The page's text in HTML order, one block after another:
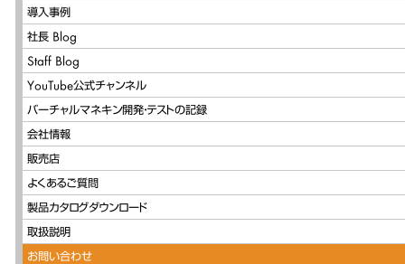
導入事例
社長 Blog
Staff Blog
YouTube公式チャンネル
バーチャルマネキン開発・テストの記録
会社情報
販売店
よくあるご質問
製品カタログダウンロード
取扱説明
お問い合わせ